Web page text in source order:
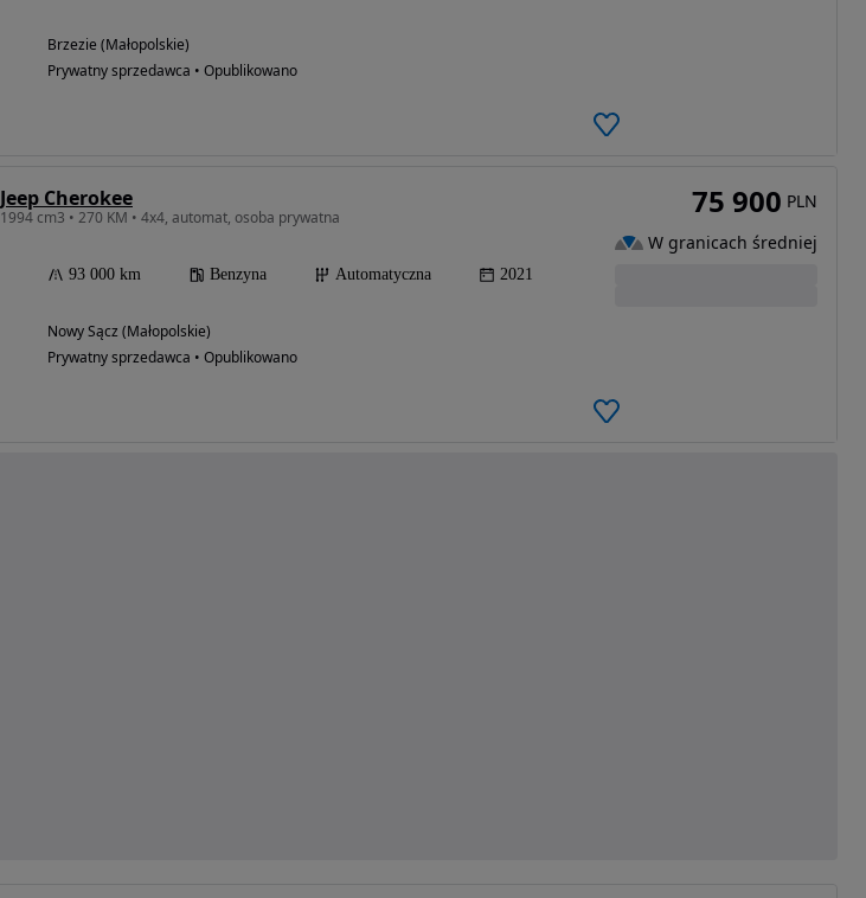
Brzezie (Małopolskie)
Prywatny sprzedawca • Opublikowano
Jeep Cherokee
1994 cm3 • 270 KM • 4x4, automat, osoba prywatna
93 000 km Benzyna Automatyczna 2021
Nowy Sącz (Małopolskie)
Prywatny sprzedawca • Opublikowano
75 900 PLN
W granicach średniej